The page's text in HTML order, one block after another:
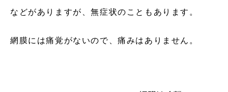
などがありますが、無症状のこともあります。
網膜には痛覚がないので、痛みはありません。